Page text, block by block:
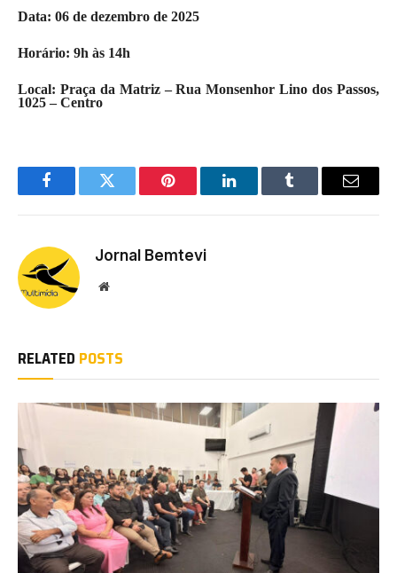
Data: 06 de dezembro de 2025
Horário: 9h às 14h
Local: Praça da Matriz – Rua Monsenhor Lino dos Passos,
1025 – Centro
FacebookTwitter Pinterest LinkedInTumblr Email
Jornal Bemtevi
Website
RELATED POSTS